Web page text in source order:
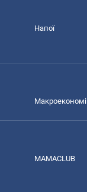
Напої
MAMACLUB